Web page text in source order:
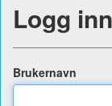
Logg inn
Brukernavn